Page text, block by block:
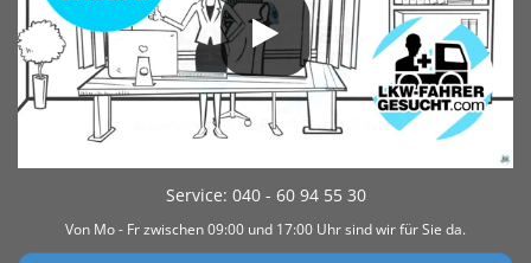
Service: 040 - 60 94 55 30
Von Mo - Fr zwischen 09:00 und 17:00 Uhr sind wir für Sie da.